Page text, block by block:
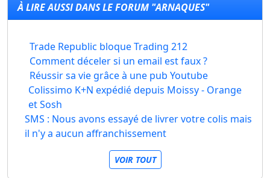
À LIRE AUSSI DANS LE FORUM "ARNAQUES"
Trade Republic bloque Trading 212
Comment déceler si un email est faux ?
Réussir sa vie grâce à une pub Youtube
Colissimo K+N expédié depuis Moissy - Orange
et Sosh
SMS : Nous avons essayé de livrer votre colis mais
il n'y a aucun affranchissement
VOIR TOUT